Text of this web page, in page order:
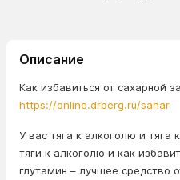
Описание
Как избавиться от сахарной
https://online.drberg.ru/sahar
У вас тяга к алкоголю и тяга
тяги к алкоголю и как
глутамин – лучшее средство